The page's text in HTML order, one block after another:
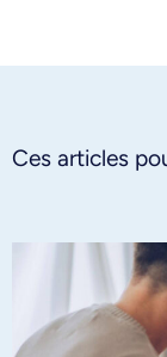
Ces articles